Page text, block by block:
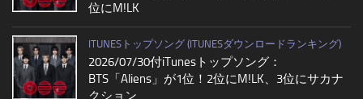
位にM!LK
ITUNESトップソング (ITUNESダウンロードランキング)
2026/07/30付iTunesトップソング：
BTS「Aliens」が1位！2位にM!LK、3位にサカナ
クション